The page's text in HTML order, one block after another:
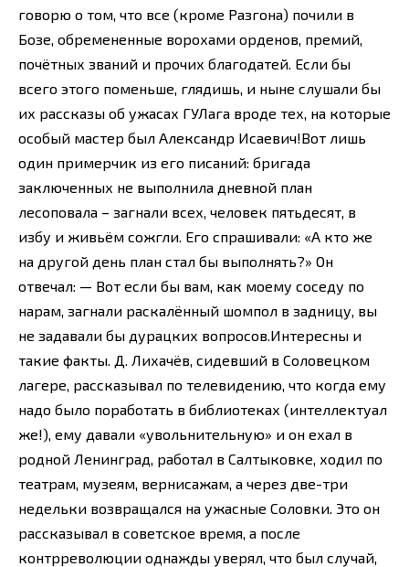
говорю о том, что все (кроме Разгона) почили в
Бозе, обремененные ворохами орденов, премий,
почётных званий и прочих благодатей. Если бы
всего этого поменьше, глядишь, и ныне слушали бы
их рассказы об ужасах ГУЛага вроде тех, на которые
особый мастер был Александр Исаевич!Вот лишь
один примерчик из его писаний: бригада
заключенных не выполнила дневной план
лесоповала – загнали всех, человек пятьдесят, в
избу и живьём сожгли. Его спрашивали: «А кто же
на другой день план стал бы выполнять?» Он
отвечал: — Вот если бы вам, как моему соседу по
нарам, загнали раскалённый шомпол в задницу, вы
не задавали бы дурацких вопросов.Интересны и
такие факты. Д. Лихачёв, сидевший в Соловецком
лагере, рассказывал по телевидению, что когда ему
надо было поработать в библиотеках (интеллектуал
же!), ему давали «увольнительную» и он ехал в
родной Ленинград, работал в Салтыковке, ходил по
театрам, музеям, вернисажам, а через две-три
недельки возвращался на ужасные Соловки. Это он
рассказывал в советское время, а после
контрреволюции однажды уверял, что был случай,